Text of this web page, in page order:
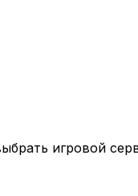
игровой